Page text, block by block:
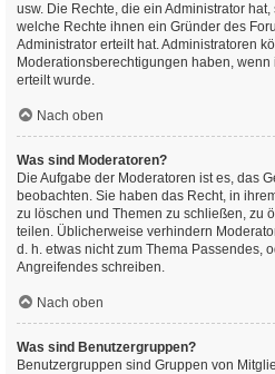
usw. Die Rechte, die ein Administrator
welche Rechte ihnen ein Gründer des
Administrator erteilt hat. Administratoren
Moderationsberechtigungen haben,
erteilt wurde.
Nach oben
Was sind Moderatoren?
Die Aufgabe der Moderatoren ist es, das
beobachten. Sie haben das Recht, in
zu löschen und Themen zu schließen, zu
teilen. Üblicherweise verhindern
d. h. etwas nicht zum Thema Passendes,
Angreifendes schreiben.
Nach oben
Was sind Benutzergruppen?
Benutzergruppen sind Gruppen von